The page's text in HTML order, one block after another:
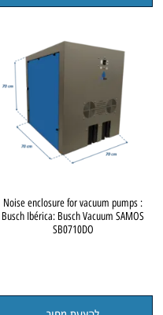
Noise enclosure for vacuum pumps :
Busch Ibérica: Busch Vacuum SAMOS
SB0710DO